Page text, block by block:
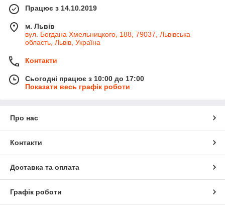
Працює з 14.10.2019
м. Львів
вул. Богдана Хмельницкого, 188, 79037, Львівська
область, Львів, Україна
Контакти
Сьогодні працює з 10:00 до 17:00
Показати весь графік роботи
Про нас
Контакти
Доставка та оплата
Графік роботи